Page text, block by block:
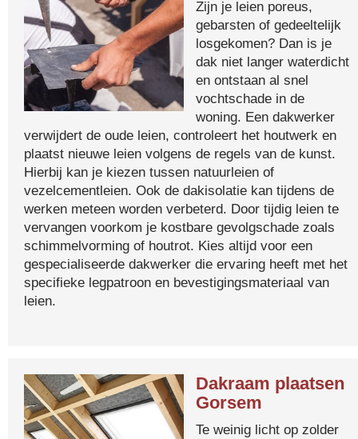
Zijn je leien poreus,
gebarsten of gedeeltelijk
losgekomen? Dan is je
dak niet langer waterdicht
en ontstaan al snel
vochtschade in de
woning. Een dakwerker
verwijdert de oude leien, controleert het houtwerk en
plaatst nieuwe leien volgens de regels van de kunst.
Hierbij kan je kiezen tussen natuurleien of
vezelcementleien. Ook de dakisolatie kan tijdens de
werken meteen worden verbeterd. Door tijdig leien te
vervangen voorkom je kostbare gevolgschade zoals
schimmelvorming of houtrot. Kies altijd voor een
gespecialiseerde dakwerker die ervaring heeft met het
specifieke legpatroon en bevestigingsmateriaal van
leien.
Dakraam plaatsen
Gorsem
Te weinig licht op zolder